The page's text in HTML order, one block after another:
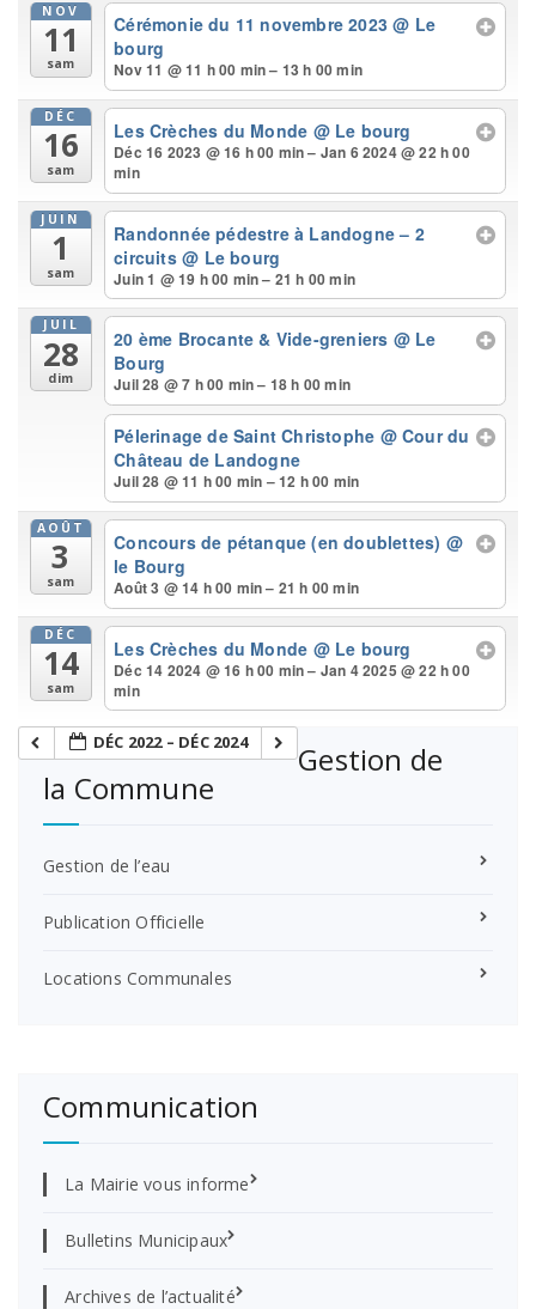
NOV
11
sam
Cérémonie du 11 novembre 2023@ Le
bourg
Nov 11 @ 11 h 00 min – 13 h 00 min
DÉC
16
sam
Les Crèches du Monde @ Le bourg
Déc 16 2023 @ 16 h 00 min – Jan 6 2024 @ 22 h 00
min
JUIN
1
sam
Randonnée pédestre à Landogne – 2
circuits@ Le bourg
Juin 1 @ 19 h 00 min – 21 h 00 min
JUIL
28
dim
20 ème Brocante & Vide-greniers @ Le
Bourg
Juil 28 @ 7 h 00 min – 18 h 00 min
Pélerinage de Saint Christophe @ Cour du
Château de Landogne
Juil 28 @ 11 h 00 min – 12 h 00 min
AOÛT
3
sam
Concours de pétanque (en doublettes) @
le Bourg
Août 3 @ 14 h 00 min – 21 h 00 min
DÉC
14
sam
Les Crèches du Monde @ Le bourg
Déc 14 2024 @ 16 h 00 min – Jan 4 2025 @ 22 h 00
min
DÉC 2022 – DÉC 2024 Gestion de
la Commune
Gestion de l’eau
Publication Officielle
Locations Communales
Communication
La Mairie vous informe
Bulletins Municipaux
Archives de l’actualité